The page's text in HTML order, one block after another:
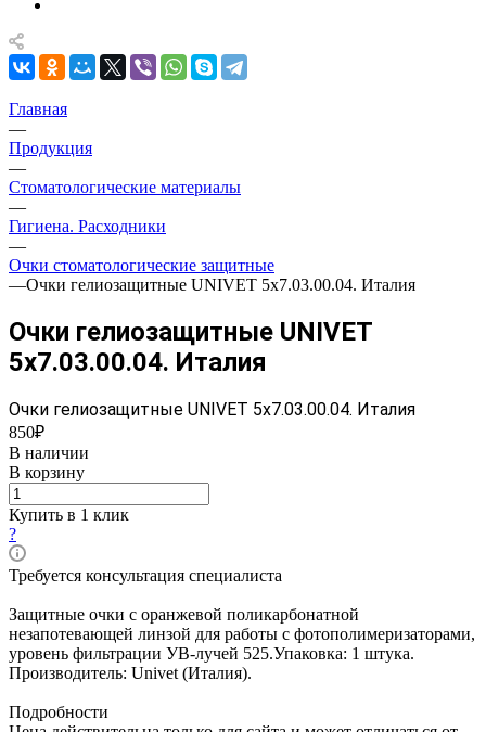
Главная
—
Продукция
—
Стоматологические материалы
—
Гигиена. Расходники
—
Очки стоматологические защитные
—Очки гелиозащитные UNIVET 5х7.03.00.04. Италия
Очки гелиозащитные UNIVET
5х7.03.00.04. Италия
Очки гелиозащитные UNIVET 5х7.03.00.04. Италия
850₽
В наличии
В корзину
Купить в 1 клик
?
Требуется консультация специалиста
Защитные очки с оранжевой поликарбонатной
незапотевающей линзой для работы с фотополимеризаторами,
уровень фильтрации УВ-лучей 525.Упаковка: 1 штука.
Производитель: Univet (Италия).
Подробности